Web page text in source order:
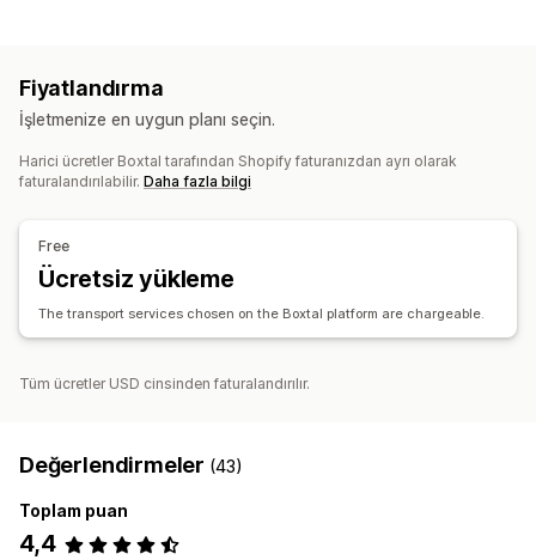
İade etiketleri Kargo sigortası
Sipariş senkronizasyonu Taşıyıcı şirket seçimi
Kargo ücretleri
E-posta bildirimleri
Fiyatlandırma
İşletmenize en uygun planı seçin.
Harici ücretler Boxtal tarafından Shopify faturanızdan ayrı olarak
faturalandırılabilir. Daha fazla bilgi
Free
Ücretsiz yükleme
The transport services chosen on the Boxtal platform are chargeable.
Tüm ücretler USD cinsinden faturalandırılır.
Değerlendirmeler (43)
Toplam puan
4,4